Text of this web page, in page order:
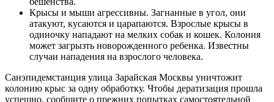
Крысы и мыши агрессивны. Загнанные в угол, они
атакуют, кусаются и царапаются. Взрослые крысы в
одиночку нападают на мелких собак и кошек. Колония
может загрызть новорожденного ребенка. Известны
случаи нападения на взрослого человека.
Санэпидемстанция улица Зарайская Москвы уничтожит
колонию крыс за одну обработку. Чтобы дератизация прошла
успешно, сообщите о прежних попытках самостоятельной